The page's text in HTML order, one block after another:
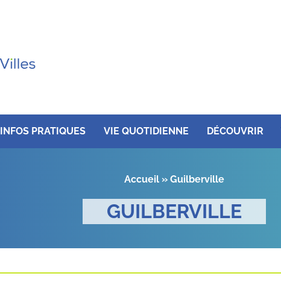
INFOS PRATIQUES VIE QUOTIDIENNE DÉCOUVRIR
Accueil » Guilberville
GUILBERVILLE